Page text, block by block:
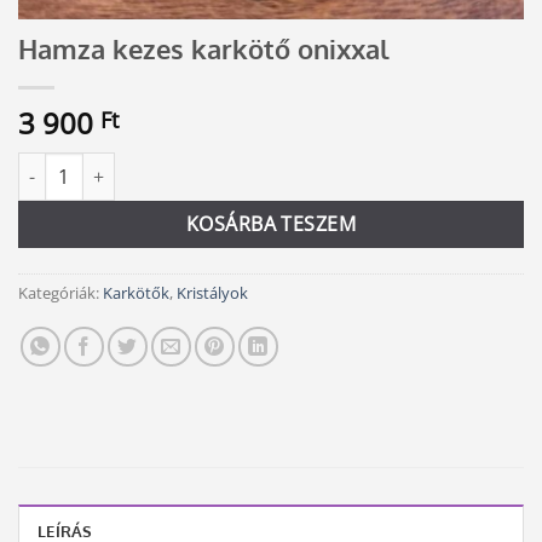
Hamza kezes karkötő onixxal
3 900 Ft
Hamza kezes karkötő onixxal mennyiség
KOSÁRBA TESZEM
Alternative:
Kategóriák: Karkötők, Kristályok
LEÍRÁS